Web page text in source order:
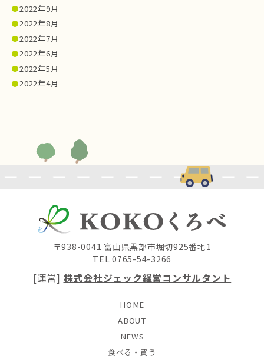
2022年9月
2022年8月
2022年7月
2022年6月
2022年5月
2022年4月
〒938-0041 富山県黒部市堀切925番地1
TEL 0765-54-3266
[運営] 株式会社ジェック経営コンサルタント
HOME
ABOUT
NEWS
食べる・買う